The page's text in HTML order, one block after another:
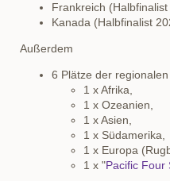
Frankreich
Kanada (Halbfinalist
Außerdem
6 Plätze der
1 x Afrika,
1 x Ozeanien,
1 x Asien,
1 x Südamerika,
1 x Europa
1 x "Pacific Four